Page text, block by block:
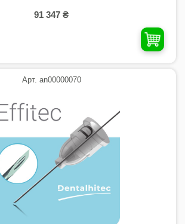
91 347 ₴
Арт. an00000070